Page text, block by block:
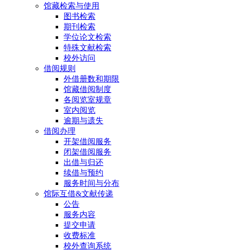
馆藏检索与使用
图书检索
期刊检索
学位论文检索
特殊文献检索
校外访问
借阅规则
外借册数和期限
馆藏借阅制度
各阅览室规章
室内阅览
逾期与遗失
借阅办理
开架借阅服务
闭架借阅服务
出借与归还
续借与预约
服务时间与分布
馆际互借&文献传递
公告
服务内容
提交申请
收费标准
校外查询系统